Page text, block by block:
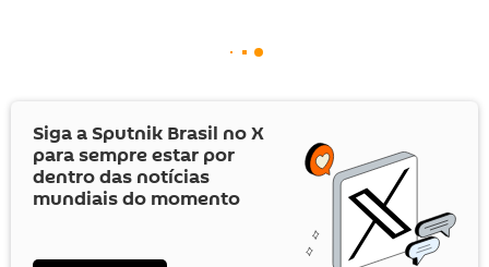
Siga a Sputnik Brasil noX
para sempre estar por
dentro das notícias
mundiais do momento